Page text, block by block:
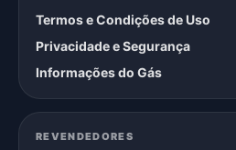
Termos e Condições de Uso
Privacidade e Segurança
Informações do Gás
REVENDEDORES